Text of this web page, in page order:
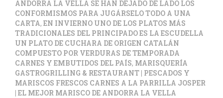
ANDORRA LA VELLA SE HAN DEJADO DE LADO LOS
CONFORMISMOS PARA JUGÁRSELO TODO A UNA
CARTA, EN INVIERNO UNO DE LOS PLATOS MÁS
TRADICIONALES DEL PRINCIPADO ES LA ESCUDELLA
UN PLATO DE CUCHARA DE ORIGEN CATALÁN
COMPUESTO POR VERDURAS DE TEMPORADA
CARNES Y EMBUTIDOS DEL PAÍS, MARISQUERÍA
GASTROGRILLING & RESTAURANT | PESCADOS Y
MARISCOS FRESCOS CARNES A LA PARRILLA JOSPER
| EL MEJOR MARISCO DE ANDORRA LA VELLA